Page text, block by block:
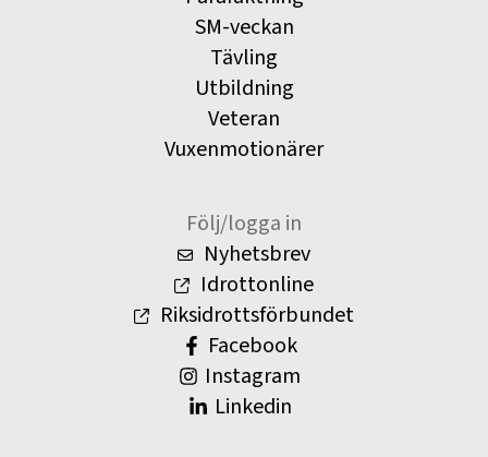
SM-veckan
Tävling
Utbildning
Veteran
Vuxenmotionärer
Följ/logga in
Nyhetsbrev
Idrottonline
Riksidrottsförbundet
Facebook
Instagram
Linkedin